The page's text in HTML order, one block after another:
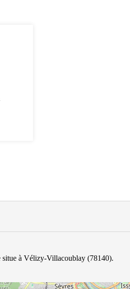
situe à Vélizy-Villacoublay (78140).